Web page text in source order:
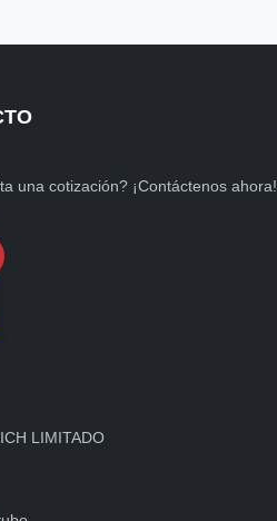
una cotización? ¡Contáctenos ahora!
LIMITADO